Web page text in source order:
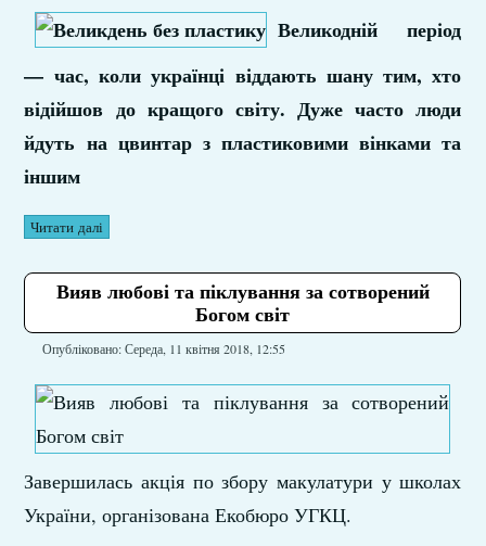
Великодній період
— час, коли українці віддають шану тим, хто
відійшов до кращого світу. Дуже часто люди
йдуть на цвинтар з пластиковими вінками та
іншим
Читати далі
Вияв любові та піклування за сотворений
Богом світ
Опубліковано: Середа, 11 квітня 2018, 12:55
Завершилась акція по збору макулатури у школах
України, організована Екобюро УГКЦ.